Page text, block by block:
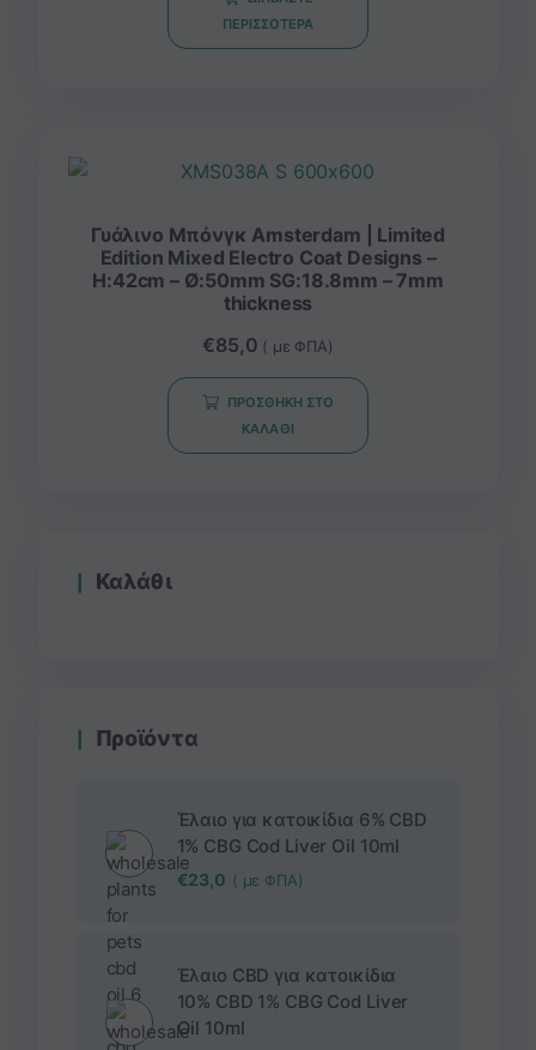
ΠΕΡΙΣΣΌΤΕΡΑ
Γυάλινο Μπόνγκ Amsterdam | Limited
Edition Mixed Electro Coat Designs –
H:42cm – Ø:50mm SG:18.8mm – 7mm
thickness
€85,0 ( με ΦΠΑ)
ΠΡΟΣΘΉΚΗ ΣΤΟ
ΚΑΛΆΘΙ
Καλάθι
Προϊόντα
Έλαιο για κατοικίδια 6% CBD
1% CBG Cod Liver Oil 10ml
€23,0 ( με ΦΠΑ)
Έλαιο CBD για κατοικίδια
10% CBD 1% CBG Cod Liver
Oil 10ml